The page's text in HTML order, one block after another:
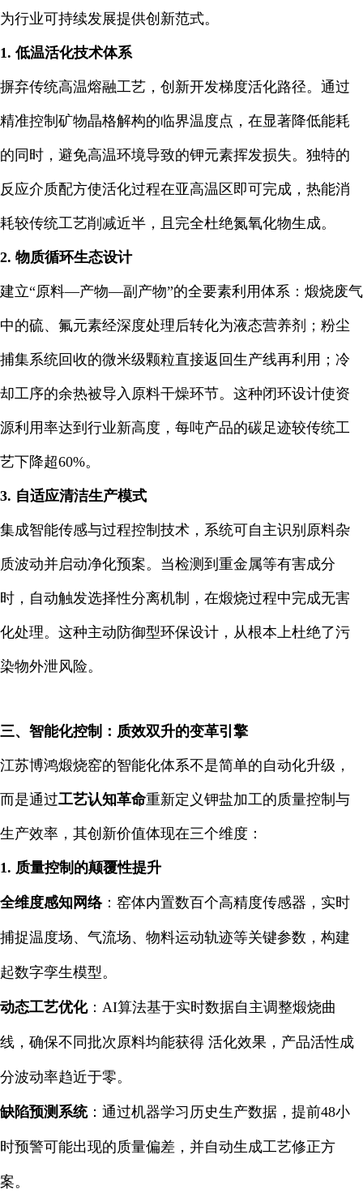
为行业可持续发展提供创新范式。
1. 低温活化技术体系
摒弃传统高温熔融工艺，创新开发梯度活化路径。通过
精准控制矿物晶格解构的临界温度点，在显著降低能耗
的同时，避免高温环境导致的钾元素挥发损失。独特的
反应介质配方使活化过程在亚高温区即可完成，热能消
耗较传统工艺削减近半，且完全杜绝氮氧化物生成。
2. 物质循环生态设计
建立“原料—产物—副产物”的全要素利用体系：煅烧废气
中的硫、氟元素经深度处理后转化为液态营养剂；粉尘
捕集系统回收的微米级颗粒直接返回生产线再利用；冷
却工序的余热被导入原料干燥环节。这种闭环设计使资
源利用率达到行业新高度，每吨产品的碳足迹较传统工
艺下降超60%。
3. 自适应清洁生产模式
集成智能传感与过程控制技术，系统可自主识别原料杂
质波动并启动净化预案。当检测到重金属等有害成分
时，自动触发选择性分离机制，在煅烧过程中完成无害
化处理。这种主动防御型环保设计，从根本上杜绝了污
染物外泄风险。
三、智能化控制：质效双升的变革引擎
江苏博鸿煅烧窑的智能化体系不是简单的自动化升级，
而是通过工艺认知革命重新定义钾盐加工的质量控制与
生产效率，其创新价值体现在三个维度：
1. 质量控制的颠覆性提升
全维度感知网络：窑体内置数百个高精度传感器，实时
捕捉温度场、气流场、物料运动轨迹等关键参数，构建
起数字孪生模型。
动态工艺优化：AI算法基于实时数据自主调整煅烧曲
线，确保不同批次原料均能获得 活化效果，产品活性成
分波动率趋近于零。
缺陷预测系统：通过机器学习历史生产数据，提前48小
时预警可能出现的质量偏差，并自动生成工艺修正方
案。